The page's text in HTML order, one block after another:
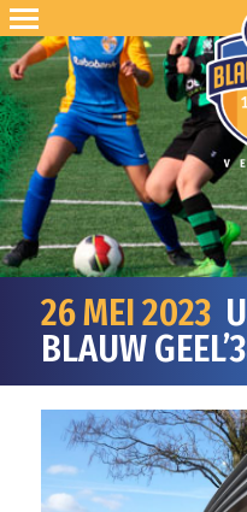
26 MEI 2023
BLAUW